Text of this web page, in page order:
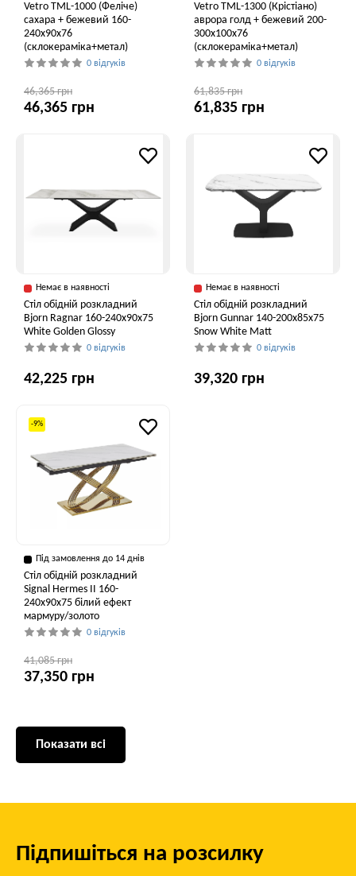
Vetro ТМL-1000 (Феліче)
сахара + бежевий 160-
240x90x76
(склокераміка+метал)
0 відгуків
46,365 грн
46,365 грн
Vetro TML-1300 (Крістіано)
аврора голд + бежевий 200-
300x100x76
(склокераміка+метал)
0 відгуків
61,835 грн
61,835 грн
Немає в наявності
Стіл обідній розкладний
Bjorn Ragnar 160-240х90х75
White Golden Glossy
0 відгуків
42,225 грн
Немає в наявності
Стіл обідній розкладний
Bjorn Gunnar 140-200х85х75
Snow White Matt
0 відгуків
39,320 грн
-9%
Під замовлення до 14 днів
Стіл обідній розкладний
Signal Hermes II 160-
240x90x75 білий ефект
мармуру/золото
0 відгуків
41,085 грн
37,350 грн
Показати всі
Підпишіться на розсилку